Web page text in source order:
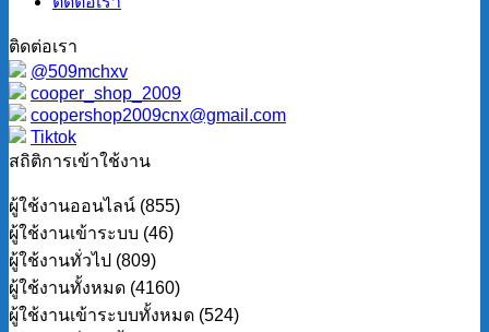
ติดต่อเรา
@509mchxv
cooper_shop_2009
coopershop2009cnx@gmail.com
Tiktok
สถิติการเข้าใช้งาน
ผู้ใช้งานออนไลน์ (855)
ผู้ใช้งานเข้าระบบ (46)
ผู้ใช้งานทั่วไป (809)
ผู้ใช้งานทั้งหมด (4160)
ผู้ใช้งานเข้าระบบทั้งหมด (524)